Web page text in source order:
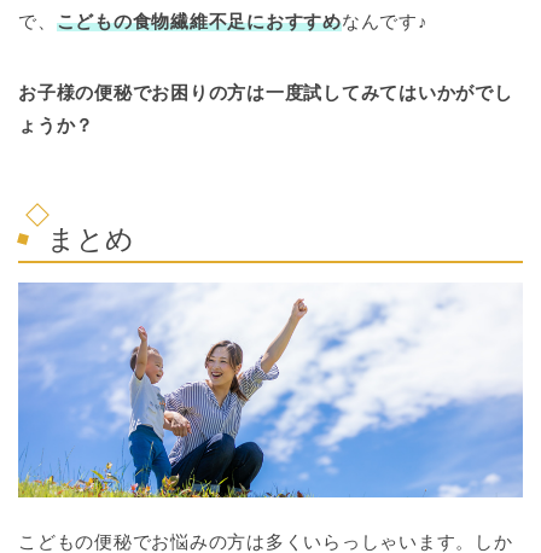
で、 こどもの食物繊維不足におすすめなんです♪
お子様の便秘でお困りの方は一度試してみてはいかがでし
ょうか？
まとめ
こどもの便秘でお悩みの方は多くいらっしゃいます。しか